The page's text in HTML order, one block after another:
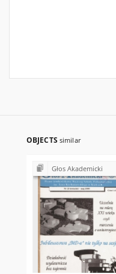
OBJECTS similar
Głos Akademicki